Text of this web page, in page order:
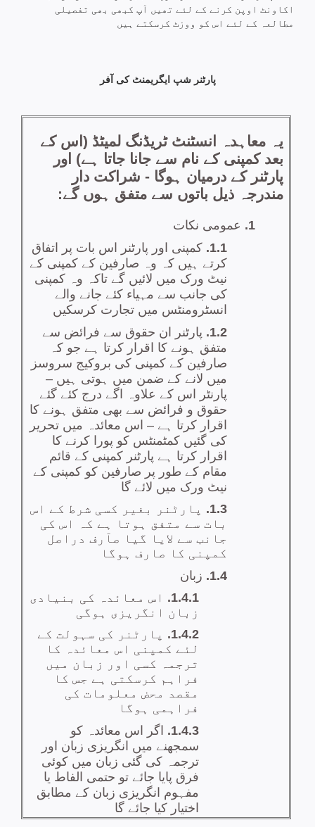
اکاونٹ اوپن کرنے کے لئے تھیں آپ کبھی بھی تفصیلی
مطالعہ کے لئے اس کو ووزٹ کرسکتے ہیں
پارٹنر شپ ایگریمنٹ کی آفر